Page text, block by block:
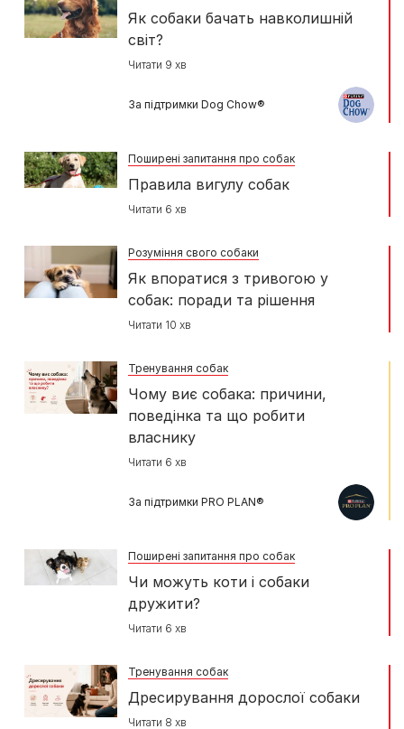
Як собаки бачать навколишній
світ?
Читати 9 хв
За підтримки Dog Chow®
Поширені запитання про собак
Правила вигулу собак
Читати 6 хв
Розуміння свого собаки
Як впоратися з тривогою у
собак: поради та рішення
Читати 10 хв
Тренування собак
Чому виє собака: причини,
поведінка та що робити
власнику
Читати 6 хв
За підтримки PRO PLAN®
Поширені запитання про собак
Чи можуть коти і собаки
дружити?
Читати 6 хв
Тренування собак
Дресирування дорослої собаки
Читати 8 хв